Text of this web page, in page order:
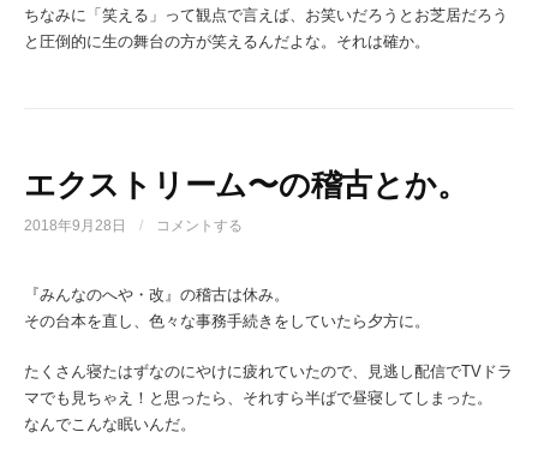
ちなみに「笑える」って観点で言えば、お笑いだろうとお芝居だろう
と圧倒的に生の舞台の方が笑えるんだよな。それは確か。
エクストリーム〜の稽古とか。
2018年9月28日 / コメントする
『みんなのへや・改』の稽古は休み。
その台本を直し、色々な事務手続きをしていたら夕方に。
たくさん寝たはずなのにやけに疲れていたので、見逃し配信でTVドラ
マでも見ちゃえ！と思ったら、それすら半ばで昼寝してしまった。
なんでこんな眠いんだ。